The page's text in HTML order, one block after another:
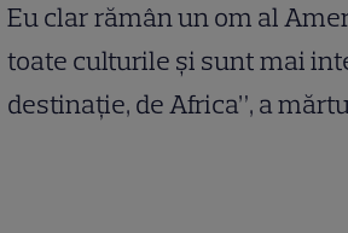
Eu clar rămân un om al
toate culturile și sunt mai
destinație, de Africa”, a